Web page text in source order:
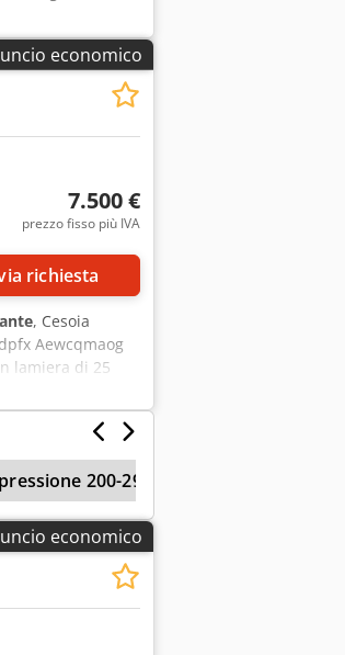
economico
Richiedi più foto
7.500 €
prezzo fisso più IVA
richiesta
, Cesoia
Aewcqmaog
lamiera di 25
200-299 t
economico